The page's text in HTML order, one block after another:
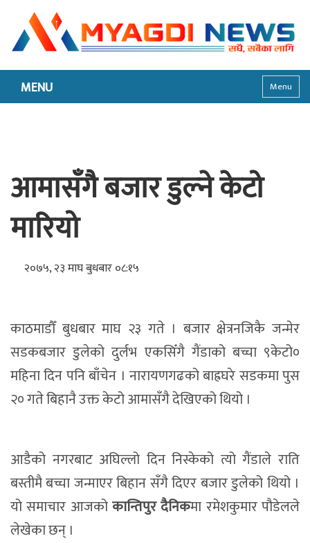
MENU Menu
आमासँगै बजार डुल्ने केटो
मारियो
२०७५, २३ माघ बुधबार ०८:१५
काठमाडौँ बुधबार माघ २३ गते । बजार क्षेत्रनजिकै जन्मेर
सडकबजार डुलेको दुर्लभ एकसिँगै गैंडाको बच्चा ९केटो०
महिना दिन पनि बाँचेन । नारायणगढको बाह्रघरे सडकमा पुस
२० गते बिहानै उक्त केटो आमासँगै देखिएको थियो ।
आडैको नगरबाट अघिल्लो दिन निस्केको त्यो गैंडाले राति
बस्तीमै बच्चा जन्माएर बिहान सँगै दिएर बजार डुलेको थियो ।
यो समाचार आजकोकान्तिपुर दैनिकमा रमेशकुमार पौडेलले
लेखेका छन् ।